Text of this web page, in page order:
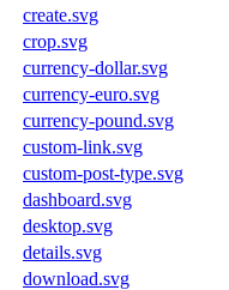
create.svg
crop.svg
currency-dollar.svg
currency-euro.svg
currency-pound.svg
custom-link.svg
custom-post-type.svg
dashboard.svg
desktop.svg
details.svg
download.svg